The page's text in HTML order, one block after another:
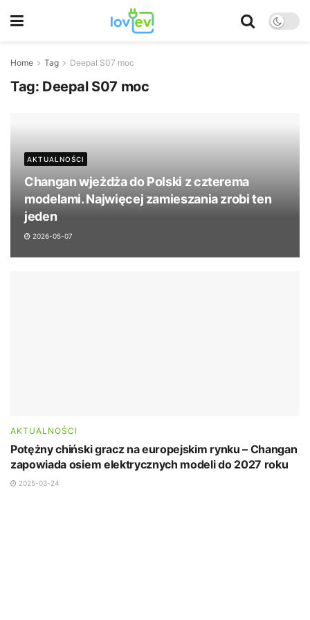
Home Tag Deepal S07 moc
Tag: Deepal S07 moc
AKTUALNOŚCI
Changan wjeżdża do Polski z czterema
modelami. Najwięcej zamieszania zrobi ten
jeden
2026-05-07
AKTUALNOŚCI
Potężny chiński gracz na europejskim rynku – Changan
zapowiada osiem elektrycznych modeli do 2027 roku
2025-03-24